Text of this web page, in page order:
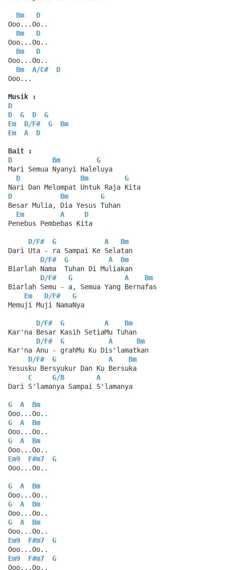
Bm
D
Ooo...Oo..
Bm
D
Ooo...Oo..
Bm
D
Ooo...Oo..
Bm
A/C#
D
Ooo...
Musik :
D
D
G D
G
Em
D/F# G
Bm
Em
A D
Bait :
D
Bm
G
Mari Semua Nyanyi Haleluya
D
Bm
G
Nari Dan Melompat Untuk Raja Kita
D
Bm
G
Besar Mulia, Dia Yesus Tuhan
Em
A
D
Penebus Pembebas Kita
D/F# G A
Bm
Dari Uta - ra Sampai Ke Selatan
D/F# G A
Bm
Biarlah Nama  Tuhan Di Muliakan
D/F# G A
Bm
Biarlah Semu - a, Semua Yang Bernafas
Em
D/F#
G
Memuji Muji NamaNya
D/F# G A
Bm
Kar'na Besar Kasih SetiaMu Tuhan
D/F# G A
Bm
Kar'na Anu - grahMu Ku Dis'lamatkan
D/F# G A
Bm
Yesusku Bersyukur Dan Ku Bersuka
C
G/B
A
Dari S'lamanya Sampai S'lamanya
G A
Bm
Ooo...Oo..
G
A
Bm
Ooo...Oo..
G
A
Bm
Ooo...Oo..
Em9
F#m7
G
Ooo...Oo..
G A
Bm
Ooo...Oo..
G
A
Bm
Ooo...Oo..
G
A
Bm
Ooo...Oo..
Em9
F#m7
G
Ooo...Oo..
Em9
F#m7
G
Ooo...Oo..